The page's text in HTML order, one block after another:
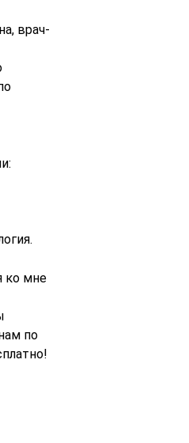
врач-
ко мне
по